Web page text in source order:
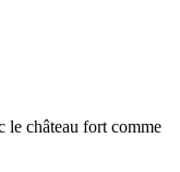
le château fort comme